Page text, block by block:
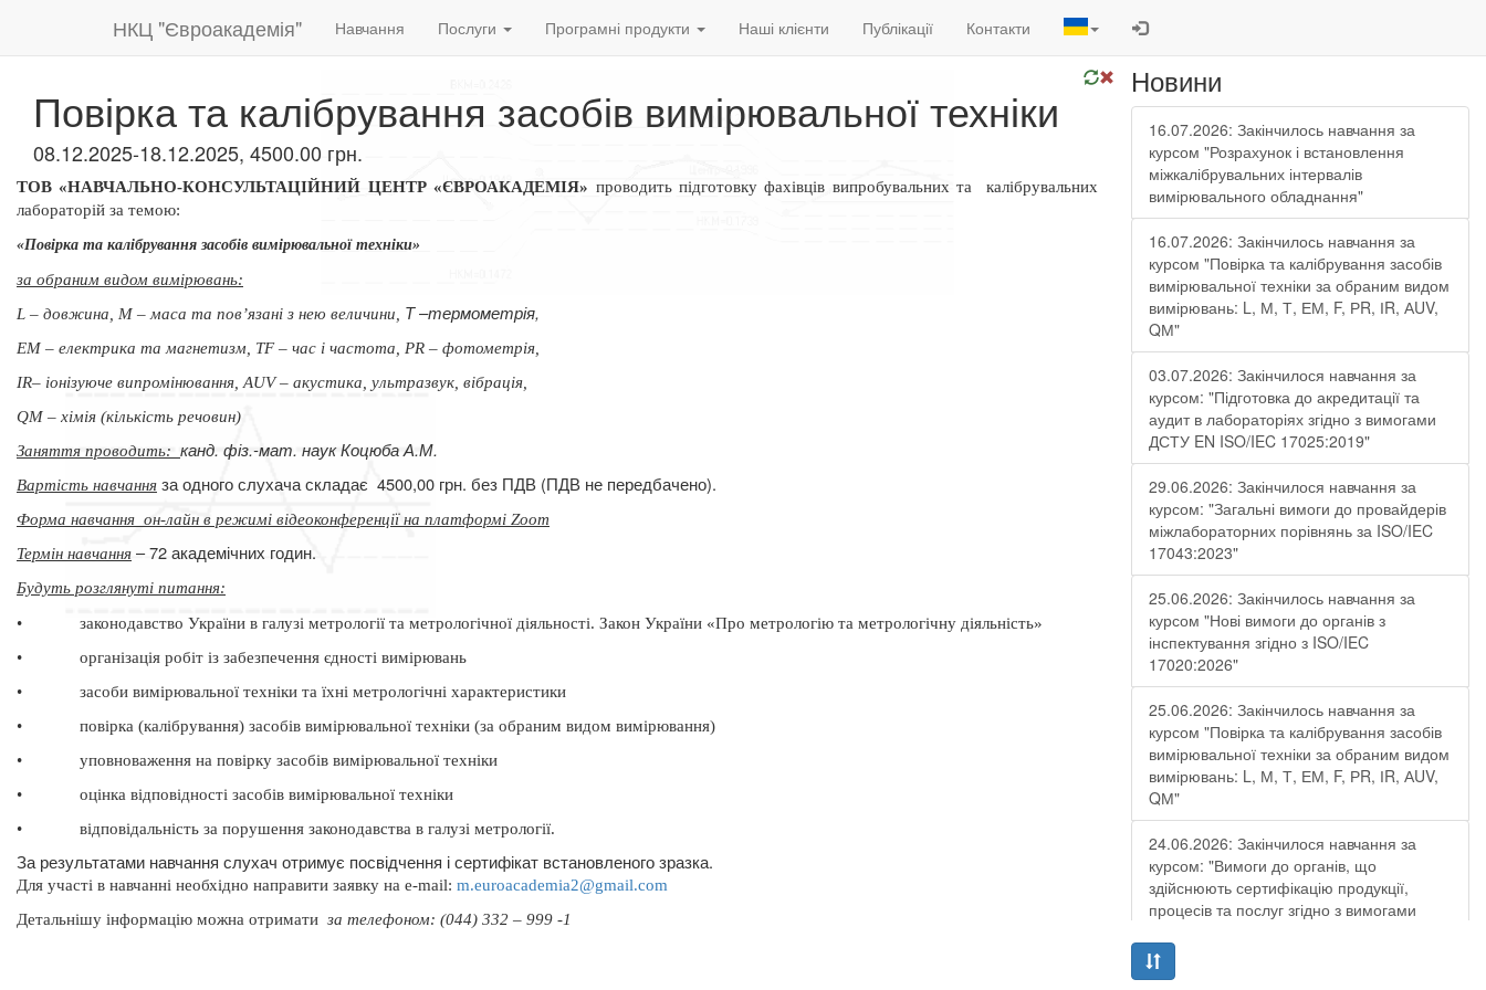
НКЦ "Євроакадемія" Навчання Послуги Програмні продукти Наші клієнти Публікації Контакти
Повірка та калібрування засобів вимірювальної техніки
08.12.2025-18.12.2025, 4500.00 грн.
ТОВ «НАВЧАЛЬНО-КОНСУЛЬТАЦІЙНИЙ ЦЕНТР «ЄВРОАКАДЕМІЯ» проводить підготовку фахівців випробувальних та
калібрувальних
лабораторій за темою:
«Повірка та калібрування засобів вимірювальної техніки»
за обраним видом вимірювань:
L – довжина, М – маса та пов’язані з нею величини, Т –термометрія,
ЕМ – електрика та магнетизм, ТF – час і частота, РR – фотометрія,
ІR– іонізуюче випромінювання, АUV – акустика, ультразвук, вібрація,
QМ – хімія (кількість речовин)
Заняття проводить: канд. фіз.-мат. наукКоцюба А.М.
Вартість навчання за одного слухача складає 4500,00 грн. без ПДВ (ПДВ не передбачено).
Форма навчання он-лайн в режимі відеоконференції на платформі Zoom
Термін навчання – 72 академічних годин.
Будуть розглянуті питання:
•
законодавство України в галузі метрології та метрологічної діяльності. Закон України «Про метрологію та метрологічну діяльність»
•
організація робіт із забезпечення єдності вимірювань
•
засоби вимірювальної техніки та їхні метрологічні характеристики
•
повірка (калібрування) засобів вимірювальної техніки (за обраним видом вимірювання)
•
уповноваження на повірку засобів вимірювальної техніки
•
оцінка відповідності засобів вимірювальної техніки
•
відповідальність за порушення законодавства в галузі метрології.
За результатами навчання слухач отримує посвідчення і сертифікат встановленого зразка.
Для участі в навчанні необхідно направити заявку на e-mail: m.euroacademia2@gmail.com
Детальнішу інформацію можна отримати за телефоном: (044) 332 – 999 -1
Новини
16.07.2026: Закінчилось навчання за
курсом "Розрахунок і встановлення
міжкалібрувальних інтервалів
вимірювального обладнання"
16.07.2026: Закінчилось навчання за
курсом "Повірка та калібрування засобів
вимірювальної техніки за обраним видом
вимірювань: L, М, Т, ЕМ, F, РR, ІR, АUV,
QМ"
03.07.2026: Закінчилося навчання за
курсом: "Підготовка до акредитації та
аудит в лабораторіях згідно з вимогами
ДСТУ EN ISO/IEC 17025:2019"
29.06.2026: Закінчилося навчання за
курсом: "Загальні вимоги до провайдерів
міжлабораторних порівнянь за ISO/IEC
17043:2023"
25.06.2026: Закінчилось навчання за
курсом "Нові вимоги до органів з
інспектування згідно з ISO/IEC
17020:2026"
25.06.2026: Закінчилось навчання за
курсом "Повірка та калібрування засобів
вимірювальної техніки за обраним видом
вимірювань: L, М, Т, ЕМ, F, РR, ІR, АUV,
QМ"
24.06.2026: Закінчилося навчання за
курсом: "Вимоги до органів, що
здійснюють сертифікацію продукції,
процесів та послуг згідно з вимогами
19.06.2026: Закінчилося навчання за